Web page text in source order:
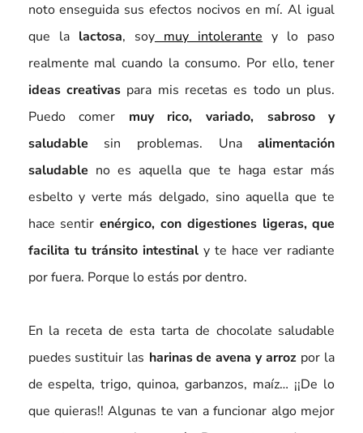
noto enseguida sus efectos nocivos en mí. Al igual
que la lactosa, soymuy intolerante y lo paso
realmente mal cuando la consumo. Por ello, tener
ideas creativaspara mis recetas es todo un plus.
Puedo comer muy rico, variado, sabroso y
saludable sin problemas. Unaalimentación
saludable no es aquella que te haga estar más
esbelto y verte más delgado, sino aquella que te
hace sentirenérgico, con digestiones ligeras, que
facilita tu tránsito intestinaly te hace ver radiante
por fuera. Porque lo estás por dentro.
En la receta de esta tarta de chocolate saludable
puedes sustituir las harinas de avena y arroz por la
de espelta, trigo, quinoa, garbanzos, maíz… ¡¡De lo
que quieras!! Algunas te van a funcionar algo mejor